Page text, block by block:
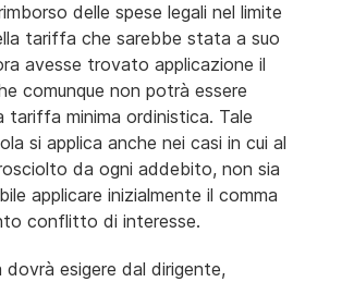
delle spese legali nel limite
tariffa che sarebbe stata a suo
avesse trovato applicazione il
comunque non potrà essere
tariffa minima ordinistica. Tale
si applica anche nei casi in cui al
da ogni addebito, non sia
applicare inizialmente il comma
conflitto di interesse.
dovrà esigere dal dirigente,